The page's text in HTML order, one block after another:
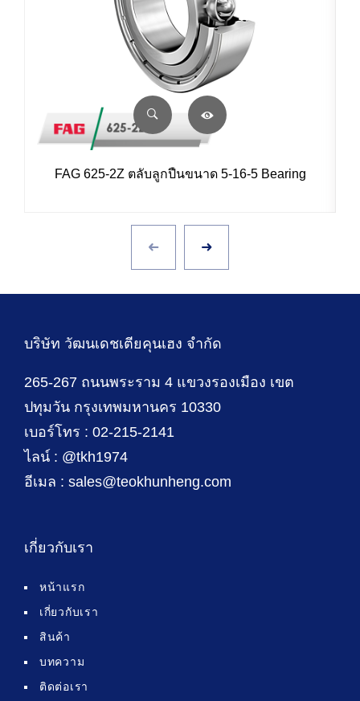
FAG 625-2Z ตลับลูกปืนขนาด 5-16-5 Bearing
บริษัท วัฒนเดชเตียคุนเฮง จำกัด
265-267 ถนนพระราม 4 แขวงรองเมือง เขต
ปทุมวัน กรุงเทพมหานคร 10330
เบอร์โทร : 02-215-2141
ไลน์ : @tkh1974
อีเมล : sales@teokhunheng.com
เกี่ยวกับเรา
หน้าแรก
เกี่ยวกับเรา
สินค้า
บทความ
ติดต่อเรา